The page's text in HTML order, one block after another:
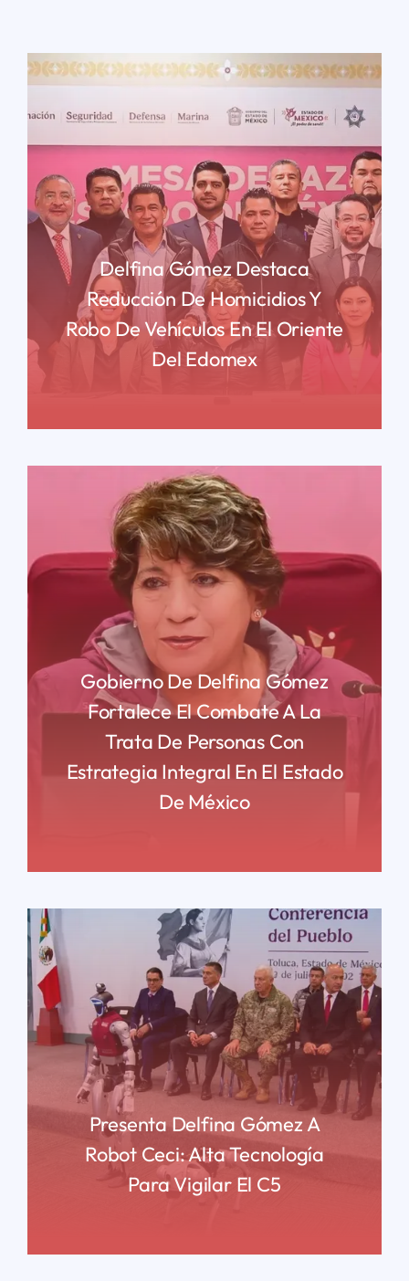
Delfina Gómez Destaca
Reducción De Homicidios Y
Robo De Vehículos En El Oriente
Del Edomex
Gobierno De Delfina Gómez
Fortalece El Combate A La
Trata De Personas Con
Estrategia Integral En El Estado
De México
Presenta Delfina Gómez A
Robot Ceci: Alta Tecnología
Para Vigilar El C5